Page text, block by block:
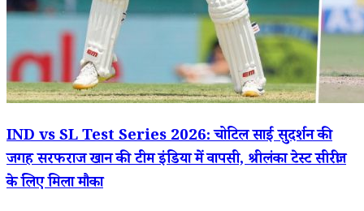
IND vs SL Test Series 2026: चोटिल साई सुदर्शन की
जगह सरफराज खान की टीम इंडिया में वापसी, श्रीलंका टेस्ट सीरीज
के लिए मिला मौका